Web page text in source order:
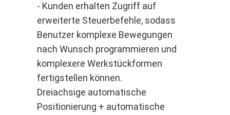
- Kunden erhalten Zugriff auf
erweiterte Steuerbefehle, sodass
Benutzer komplexe Bewegungen
nach Wunsch programmieren und
komplexere Werkstückformen
fertigstellen können.
Dreiachsige automatische
Positionierung + automatische